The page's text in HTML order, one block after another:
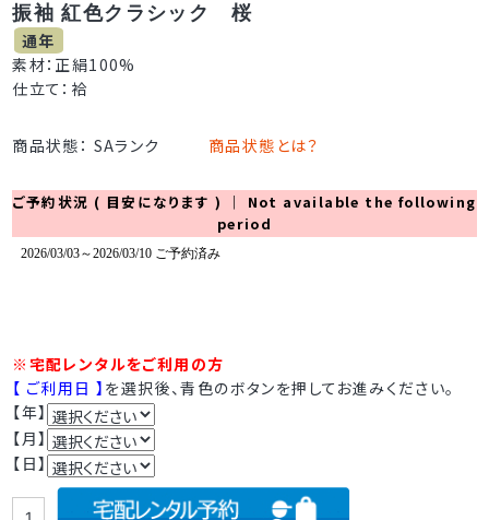
振袖 紅色クラシック 桜
通年
素材：正絹100%
仕立て：袷
商品状態： SAランク 商品状態とは？
ご予約状況 ( 目安になります ) ｜ Not available the following
period
※宅配レンタルをご利用の方
【 ご利用日 】 を選択後、青色のボタンを押してお進みください。
【年】
【月】
【日】